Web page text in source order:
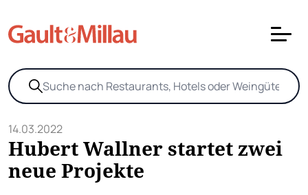
14.03.2022
Hubert Wallner startet zwei
neue Projekte